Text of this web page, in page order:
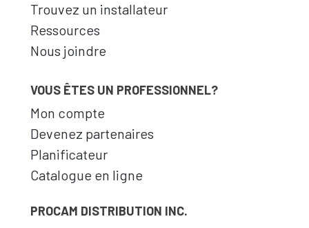
Trouvez un installateur
Ressources
Nous joindre
VOUS ÊTES UN PROFESSIONNEL?
Mon compte
Devenez partenaires
Planificateur
Catalogue en ligne
PROCAM DISTRIBUTION INC.